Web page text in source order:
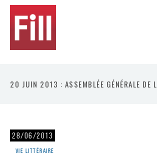
20 JUIN 2013 : ASSEMBLÉE GÉNÉRALE DE
28/06/2013
Vie littéraire